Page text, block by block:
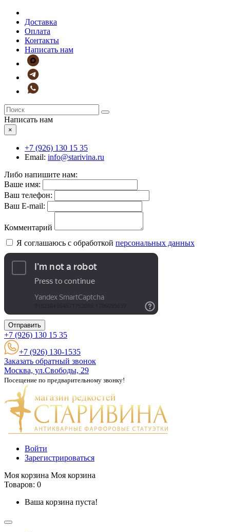
Доставка
Оплата
Контакты
Написать нам
Написать нам
×
+7 (926) 130 15 35
Email: info@starivina.ru
Либо напишите нам:
Ваше имя:
Ваш телефон:
Ваш E-mail:
Комментарий
Я соглашаюсь с обработкой персональных данных
Отправить
+7 (926) 130 15 35
+7 (926) 130-1535
Заказать обратный звонок
Москва, ул.Свободы, 29
Посещение по предварительному звонку!
Войти
Зарегистрироваться
Моя корзина Моя корзина
Товаров: 0
Ваша корзина пуста!